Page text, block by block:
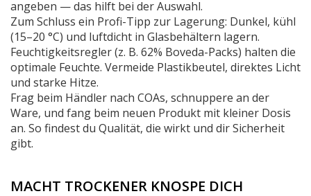
angeben — das hilft bei der Auswahl.
Zum Schluss ein Profi-Tipp zur Lagerung: Dunkel, kühl
(15–20 °C) und luftdicht in Glasbehältern lagern.
Feuchtigkeitsregler (z. B. 62% Boveda-Packs) halten die
optimale Feuchte. Vermeide Plastikbeutel, direktes Licht
und starke Hitze.
Frag beim Händler nach COAs, schnuppere an der
Ware, und fang beim neuen Produkt mit kleiner Dosis
an. So findest du Qualität, die wirkt und dir Sicherheit
gibt.
MACHT TROCKENER KNOSPE DICH